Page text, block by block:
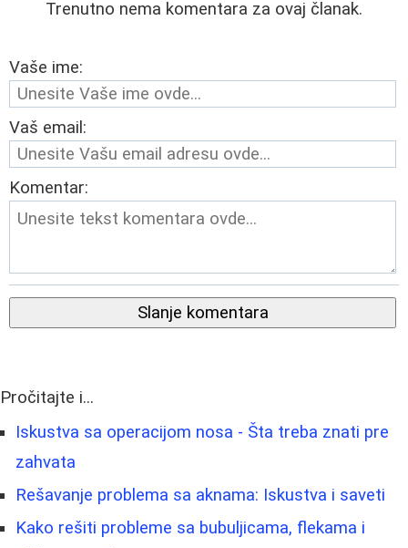
Trenutno nema komentara za ovaj članak.
Vaše ime:
Vaš email:
Komentar:
Slanje komentara
Pročitajte i...
Iskustva sa operacijom nosa - Šta treba znati pre
zahvata
Rešavanje problema sa aknama: Iskustva i saveti
Kako rešiti probleme sa bubuljicama, flekama i